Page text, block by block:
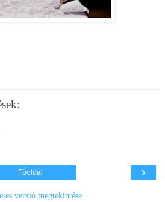
›
Főoldal
verzió megtekintése